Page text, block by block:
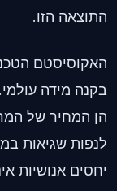
התוצאה הזו.
האקוסיסטם
הן המחיר של
לנפות שגיאות
יחסים אנושיות